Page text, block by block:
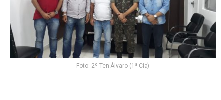
Foto: 2º Ten Álvaro (1ª Cia)